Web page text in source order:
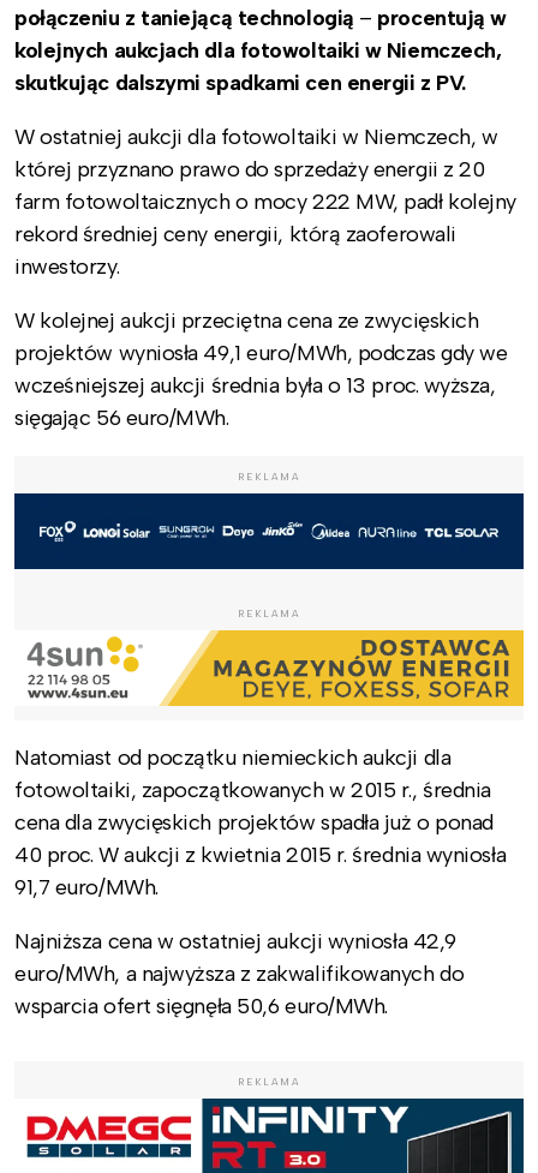
połączeniu z taniejącą technologią – procentują w
kolejnych aukcjach dla fotowoltaiki w Niemczech,
skutkując dalszymi spadkami cen energii z PV.
W ostatniej aukcji dla fotowoltaiki w Niemczech, w
której przyznano prawo do sprzedaży energii z 20
farm fotowoltaicznych o mocy 222 MW, padł kolejny
rekord średniej ceny energii, którą zaoferowali
inwestorzy.
W kolejnej aukcji przeciętna cena ze zwycięskich
projektów wyniosła 49,1 euro/MWh, podczas gdy we
wcześniejszej aukcji średnia była o 13 proc. wyższa,
sięgając 56 euro/MWh.
REKLAMA
REKLAMA
Natomiast od początku niemieckich aukcji dla
fotowoltaiki, zapoczątkowanych w 2015 r., średnia
cena dla zwycięskich projektów spadła już o ponad
40 proc. W aukcji z kwietnia 2015 r. średnia wyniosła
91,7 euro/MWh.
Najniższa cena w ostatniej aukcji wyniosła 42,9
euro/MWh, a najwyższa z zakwalifikowanych do
wsparcia ofert sięgnęła 50,6 euro/MWh.
REKLAMA